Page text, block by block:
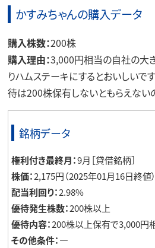
かすみちゃんの購入データ
購入株数：200株
購入理由：3,000円相当の自社の大
りハムステーキにするとおいしいで
待は200株保有しないともらえない
銘柄データ
権利付き最終月：9月［貸借銘柄］
株価：2,175円（2025年01月16日終値）
配当利回り：2.98%
優待発生株数：200株以上
優待内容：200株以上保有で3,000円
その他条件：―